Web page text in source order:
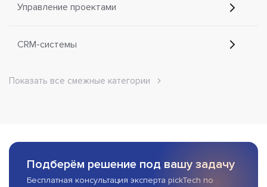
Управление проектами
CRM-системы
Показать все смежные категории
Подберём решение под вашу задачу
Бесплатная консультация эксперта pickTech по